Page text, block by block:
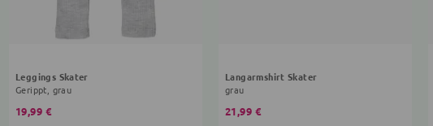
Leggings Skater
Gerippt, grau
19,99 €
Langarmshirt Skater
grau
21,99 €